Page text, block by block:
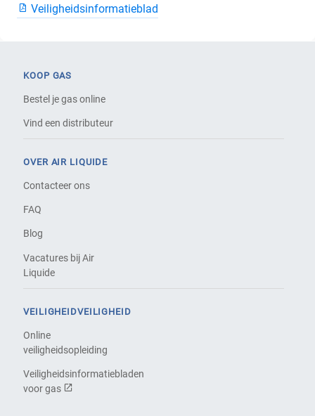
Veiligheidsinformatieblad
KOOP GAS
Bestel je gas online
Vind een distributeur
OVER AIR LIQUIDE
Contacteer ons
FAQ
Blog
Vacatures bij Air
Liquide
VEILIGHEIDVEILIGHEID
Online
veiligheidsopleiding
Veiligheidsinformatiebladen
voor gas